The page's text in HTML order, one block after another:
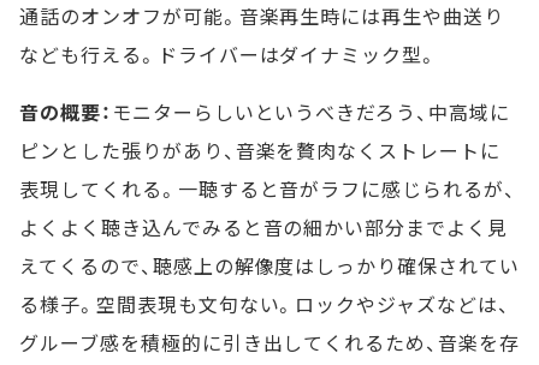
通話のオンオフが可能。音楽再生時には再生や曲送り
なども行える。ドライバーはダイナミック型。
音の概要： モニターらしいというべきだろう、中高域に
ピンとした張りがあり、音楽を贅肉なくストレートに
表現してくれる。一聴すると音がラフに感じられるが、
よくよく聴き込んでみると音の細かい部分までよく見
えてくるので、聴感上の解像度はしっかり確保されてい
る様子。空間表現も文句ない。ロックやジャズなどは、
グルーブ感を積極的に引き出してくれるため、音楽を存